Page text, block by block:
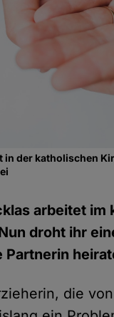
in der katholischen
arbeitet
droht ihr
die